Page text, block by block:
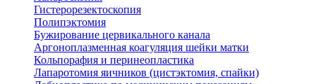
Гистерорезектоскопия
Полипэктомия
Бужирование цервикального канала
Аргоноплазменная коагуляция шейки матки
Кольпорафия и перинеопластика
Лапаротомия яичников (цистэктомия, спайки)